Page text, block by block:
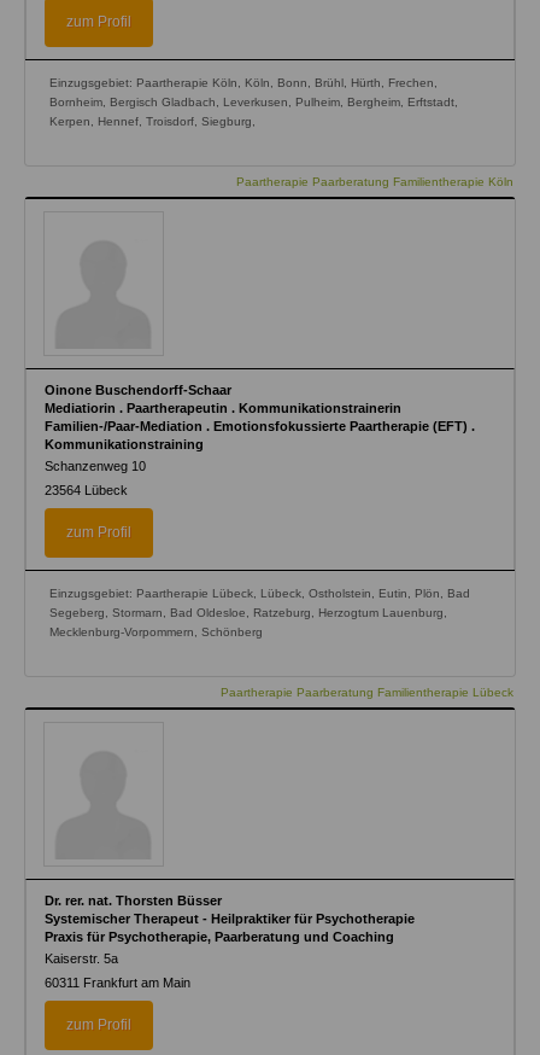
zum Profil
Einzugsgebiet: Paartherapie Köln, Köln, Bonn, Brühl, Hürth, Frechen,
Bornheim, Bergisch Gladbach, Leverkusen, Pulheim, Bergheim, Erftstadt,
Kerpen, Hennef, Troisdorf, Siegburg,
Paartherapie Paarberatung Familientherapie Köln
Oinone Buschendorff-Schaar
Mediatiorin . Paartherapeutin . Kommunikationstrainerin
Familien-/Paar-Mediation . Emotionsfokussierte Paartherapie (EFT) .
Kommunikationstraining
Schanzenweg 10
23564 Lübeck
zum Profil
Einzugsgebiet: Paartherapie Lübeck, Lübeck, Ostholstein, Eutin, Plön, Bad
Segeberg, Stormarn, Bad Oldesloe, Ratzeburg, Herzogtum Lauenburg,
Mecklenburg-Vorpommern, Schönberg
Paartherapie Paarberatung Familientherapie Lübeck
Dr. rer. nat. Thorsten Büsser
Systemischer Therapeut - Heilpraktiker für Psychotherapie
Praxis für Psychotherapie, Paarberatung und Coaching
Kaiserstr. 5a
60311 Frankfurt am Main
zum Profil